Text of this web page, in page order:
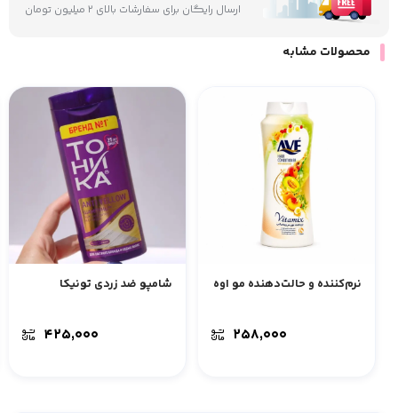
ارسال رایگان برای سفارشات بالای ۲ میلیون تومان
محصولات مشابه
نرم‌کننده و حالت‌دهنده مو اوه
۲۵۸,۰۰۰
شامپو ضد زردی تونیکا
۴۲۵,۰۰۰